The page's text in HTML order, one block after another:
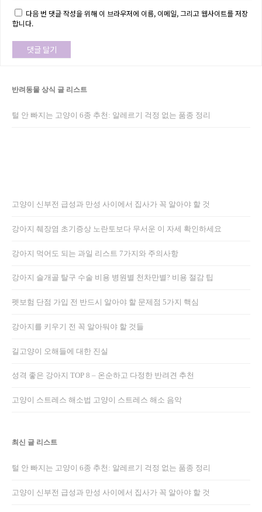
다음 번 댓글 작성을 위해 이 브라우저에 이름, 이메일, 그리고 웹사이트를 저장
합니다.
반려동물 상식 글 리스트
털 안 빠지는 고양이 6종 추천: 알레르기 걱정 없는 품종 정리
고양이 신부전 급성과 만성 사이에서 집사가 꼭 알아야 할 것
강아지 췌장염 초기증상 노란토보다 무서운 이 자세 확인하세요
강아지 먹어도 되는 과일 리스트 7가지와 주의사항
강아지 슬개골 탈구 수술 비용 병원별 천차만별? 비용 절감 팁
펫보험 단점 가입 전 반드시 알아야 할 문제점 5가지 핵심
강아지를 키우기 전 꼭 알아둬야 할 것들
길고양이 오해들에 대한 진실
성격 좋은 강아지 TOP 8 – 온순하고 다정한 반려견 추천
고양이 스트레스 해소법 고양이 스트레스 해소 음악
최신 글 리스트
털 안 빠지는 고양이 6종 추천: 알레르기 걱정 없는 품종 정리
고양이 신부전 급성과 만성 사이에서 집사가 꼭 알아야 할 것